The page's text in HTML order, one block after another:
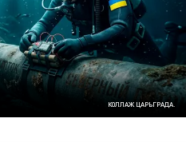
КОЛЛАЖ ЦАРЬГРАДА.